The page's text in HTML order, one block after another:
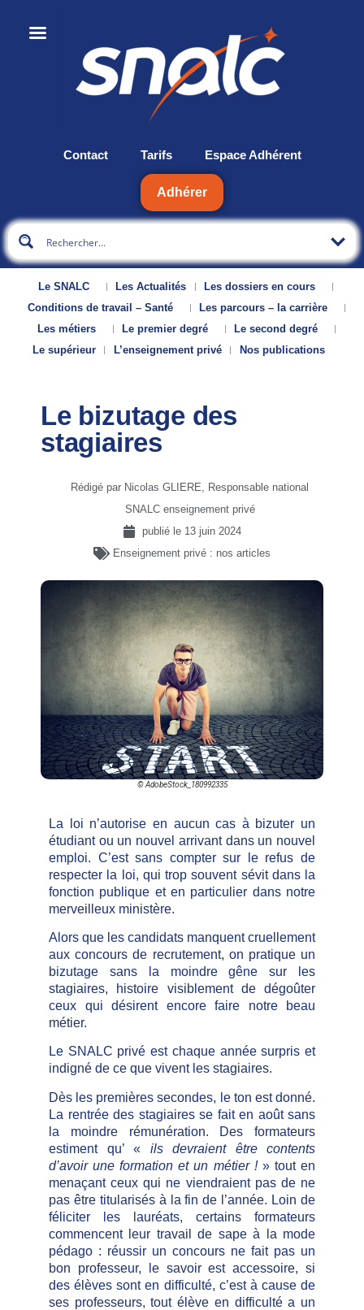
Contact Tarifs Espace Adhérent
Adhérer
Le SNALC Les Actualités
Les dossiers en cours
Conditions de travail – Santé
Les parcours – la carrière
Les métiers
Le premier degré
Le second degré
Le supérieur
L’enseignement privé Nos publications
Le bizutage des
stagiaires
Rédigé par Nicolas GLIERE, Responsable national
SNALC enseignement privé
publié le 13 juin 2024
Enseignement privé : nos articles
© AdobeStock_180992335
La loi n’autorise en aucun cas à bizuter un
étudiant ou un nouvel arrivant dans un nouvel
emploi. C’est sans compter sur le refus de
respecter la loi, qui trop souvent sévit dans la
fonction publique et en particulier dans notre
merveilleux ministère.
Alors que les candidats manquent cruellement
aux concours de recrutement, on pratique un
bizutage sans la moindre gêne sur les
stagiaires, histoire visiblement de dégoûter
ceux qui désirent encore faire notre beau
métier.
Le SNALC privé est chaque année surpris et
indigné de ce que vivent les stagiaires.
Dès les premières secondes, le ton est donné.
La rentrée des stagiaires se fait en août sans
la moindre rémunération. Des formateurs
estiment qu’ « ils devraient être contents
d’avoir une formation et un métier ! » tout en
menaçant ceux qui ne viendraient pas de ne
pas être titularisés à la fin de l’année. Loin de
féliciter les lauréats, certains formateurs
commencent leur travail de sape à la mode
pédago : réussir un concours ne fait pas un
bon professeur, le savoir est accessoire, si
des élèves sont en difficulté, c’est à cause de
ses professeurs, tout élève en difficulté a un